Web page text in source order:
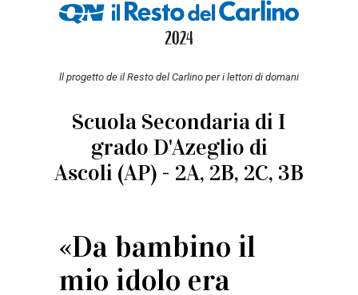
ll progetto de il Resto del Carlino per i lettori di domani
Scuola Secondaria di I
grado D'Azeglio di
Ascoli (AP) - 2A, 2B, 2C, 3B
«Da bambino il
mio idolo era